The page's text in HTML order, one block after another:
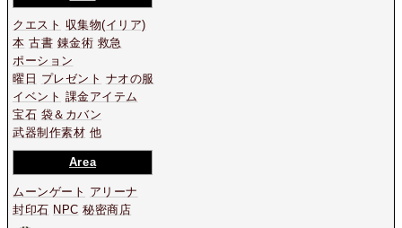
クエスト 収集物(イリア)
本 古書 錬金術 救急
ポーション
曜日 プレゼント ナオの服
イベント 課金アイテム
宝石 袋＆カバン
武器制作素材 他
Area
ムーンゲート アリーナ
封印石 NPC 秘密商店